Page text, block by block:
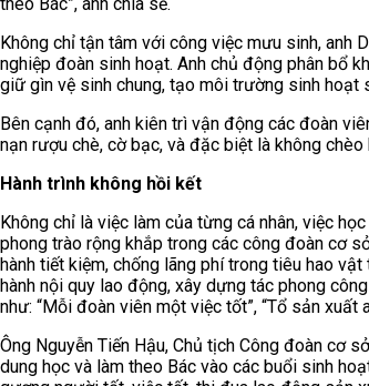
Không chỉ tận tâm với công việc mưu sinh,
nghiệp đoàn sinh hoạt. Anh chủ động phân bổ
giữ gìn vệ sinh chung, tạo môi trường sinh hoạt
Bên cạnh đó, anh kiên trì vận động các đoàn
nạn rượu chè, cờ bạc, và đặc biệt là không
Hành trình không hồi kết
Không chỉ là việc làm của từng cá nhân, việc
phong trào rộng khắp trong các công đoàn cơ
hành tiết kiệm, chống lãng phí trong tiêu hao
hành nội quy lao động, xây dựng tác phong
như: “Mỗi đoàn viên một việc tốt”, “Tổ sản xuất
Ông Nguyễn Tiến Hậu, Chủ tịch Công đoàn cơ
dung học và làm theo Bác vào các buổi sinh